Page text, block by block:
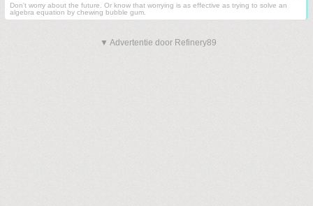
Don't worry about the future. Or know that worrying is as effective as trying to solve an
algebra equation by chewing bubble gum.
▼ Advertentie door Refinery89